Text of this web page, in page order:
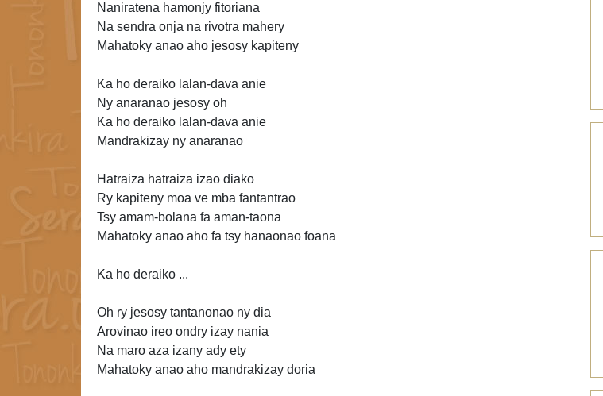
Naniratena hamonjy fitoriana
Na sendra onja na rivotra mahery
Mahatoky anao aho jesosy kapiteny
Ka ho deraiko lalan-dava anie
Ny anaranao jesosy oh
Ka ho deraiko lalan-dava anie
Mandrakizay ny anaranao
Hatraiza hatraiza izao diako
Ry kapiteny moa ve mba fantantrao
Tsy amam-bolana fa aman-taona
Mahatoky anao aho fa tsy hanaonao foana
Ka ho deraiko ...
Oh ry jesosy tantanonao ny dia
Arovinao ireo ondry izay nania
Na maro aza izany ady ety
Mahatoky anao aho mandrakizay doria